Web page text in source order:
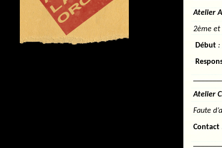
Atelier
2ème et
Début :
Atelier
Faute
Contact